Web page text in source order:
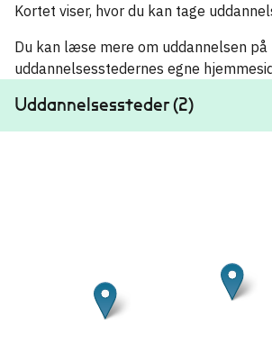
Kortet viser, hvor du kan tage
Du kan læse mere om uddannelsen på
uddannelsesstedernes egne
Uddannelsessteder (2)